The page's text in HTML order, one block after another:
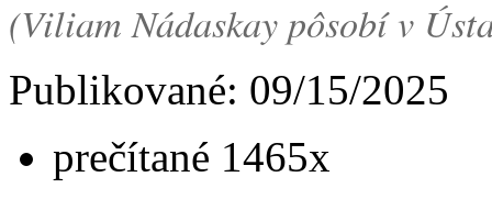
(Viliam Nádaskay pôsobí v
Publikované: 09/15/2025
prečítané 1465x